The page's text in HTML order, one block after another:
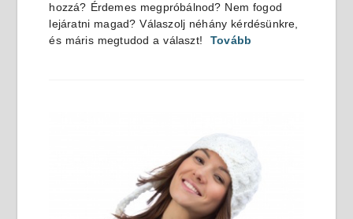
hozzá? Érdemes megpróbálnod? Nem fogod
lejáratni magad? Válaszolj néhány kérdésünkre,
és máris megtudod a választ! Tovább